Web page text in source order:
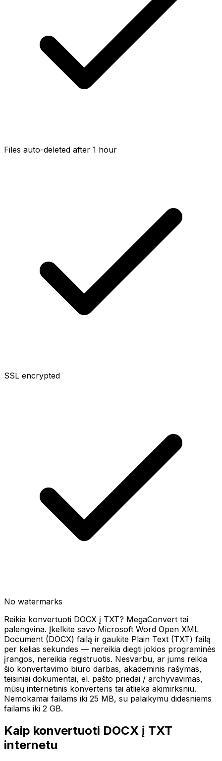
Files auto-deleted after 1 hour
SSL encrypted
No watermarks
Reikia konvertuoti DOCX į TXT? MegaConvert tai
palengvina. Įkelkite savo Microsoft Word Open XML
Document (DOCX) failą ir gaukite Plain Text (TXT) failą
per kelias sekundes — nereikia diegti jokios programinės
įrangos, nereikia registruotis. Nesvarbu, ar jums reikia
šio konvertavimo biuro darbas, akademinis rašymas,
teisiniai dokumentai, el. pašto priedai / archyvavimas,
mūsų internetinis konverteris tai atlieka akimirksniu.
Nemokamai failams iki 25 MB, su palaikymu didesniems
failams iki 2 GB.
Kaip konvertuoti DOCX į TXT
internetu